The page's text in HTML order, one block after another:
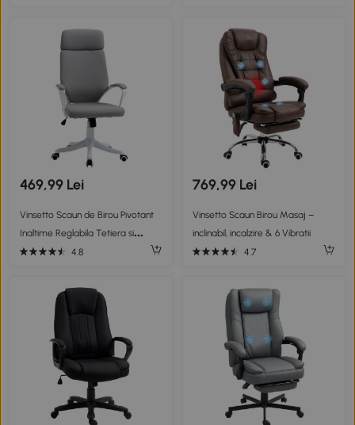
469,99 Lei
Vinsetto Scaun de Birou Pivotant
Inaltime Reglabila Tetiera si
Balansoar Gri4.8
769,99 Lei
Vinsetto Scaun Birou Masaj –
inclinabil, incalzire & 6 Vibratii
4.7